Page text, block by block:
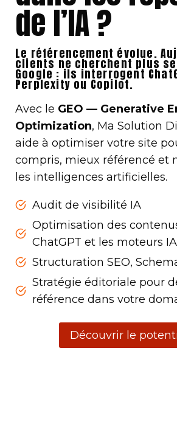
de l’IA ?
Le référencement évolue.
clients ne cherchent plus
Google : ils interrogent
Perplexity ou Copilot.
Avec le GEO — Generative
Optimization, Ma Solution
aide à optimiser votre site
compris, mieux référencé et
les intelligences artificielles.
Audit de visibilité IA
Optimisation des
ChatGPT et les moteurs IA
Structuration SEO,
Stratégie éditoriale pour
référence dans votre
Découvrir le